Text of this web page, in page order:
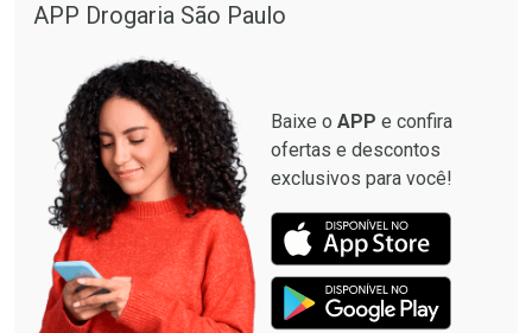
Comprar sem Desconto
Por R$ 664,02/cada
APP Drogaria São Paulo
Baixe o APP e confira
ofertas e descontos
exclusivos para você!